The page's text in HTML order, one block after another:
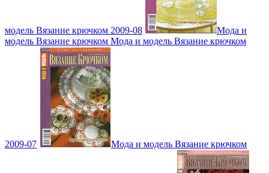
модель Вязание крючком 2009-08
Мода и
модель Вязание крючком Мода и модель Вязание крючком
2009-07 Мода и модель Вязание крючком